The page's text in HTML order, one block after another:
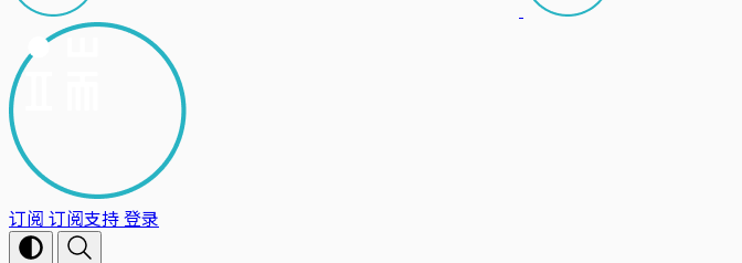
订阅 订阅支持登录